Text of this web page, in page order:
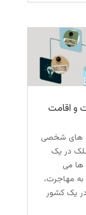
و اقامت
های شخصی
در یک
ها می
به مهاجرت،
یک کشور